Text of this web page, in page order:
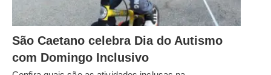
São Caetano celebra Dia do Autismo
com Domingo Inclusivo